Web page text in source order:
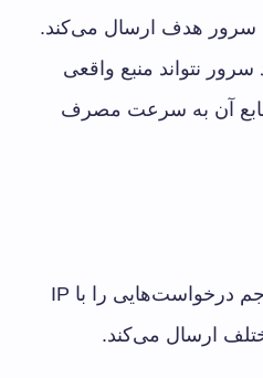
هدف ارسال می‌کند.
نتواند منبع واقعی
آن به سرعت مصرف
در حملات Reflection مهاجم درخواست‌هایی را با IP
ارسال می‌کند.